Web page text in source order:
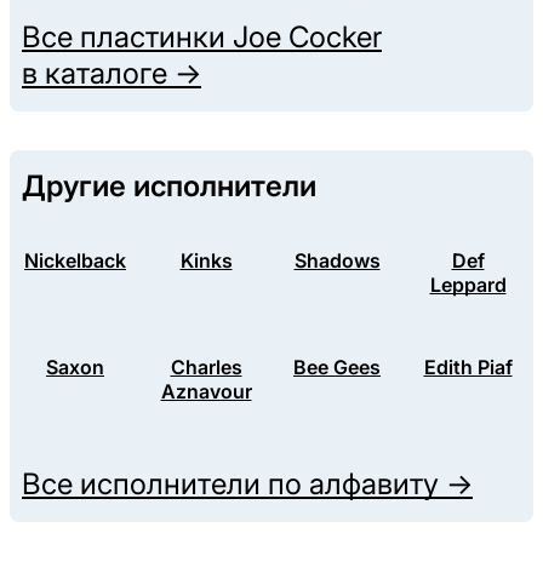
Все пластинки Joe Cocker
в каталоге →
Другие исполнители
Nickelback Kinks Shadows
Def
Leppard
Saxon
Charles
Aznavour
Bee Gees Edith Piaf
Все исполнители по алфавиту →